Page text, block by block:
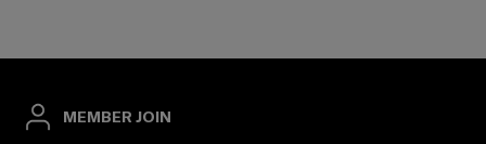
MEMBER JOIN